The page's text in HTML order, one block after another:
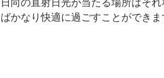
日向の直射日光が当たる場所はそ
ばかなり快適に過ごすことができま